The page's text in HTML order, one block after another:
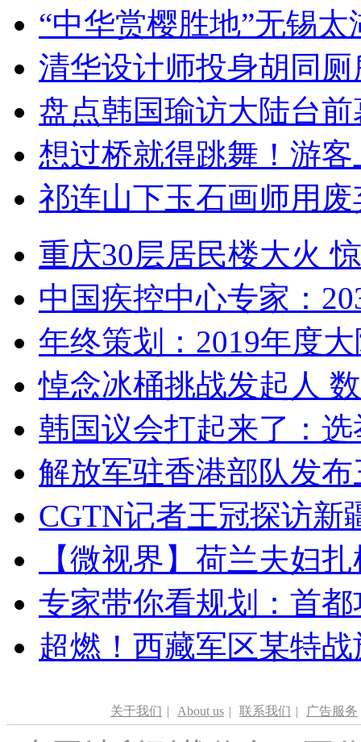
“中华赏樱胜地”无锡
清华设计师投身胡同
盘点韩国瑜访大陆台
想过桥就得跳舞！游客
祁连山下玉石画师用
重庆30层居民楼大火
中国疾控中心专家：
年终策划：2019年度
悼念冰桶挑战发起人
韩国议会打起来了：
解放军驻香港部队发
CGTN记者王冠探访新
【微视界】荷兰夫妇
专家带你看规划：首
超燃！西藏军区某特
关于我们 | About us | 联系我们 | 广告服务